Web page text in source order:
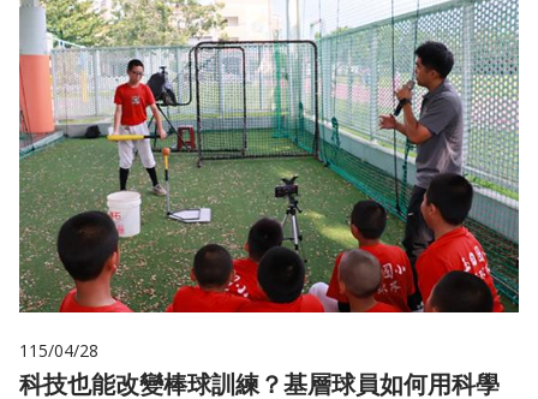
115/04/28
科技也能改變棒球訓練？基層球員如何用科學